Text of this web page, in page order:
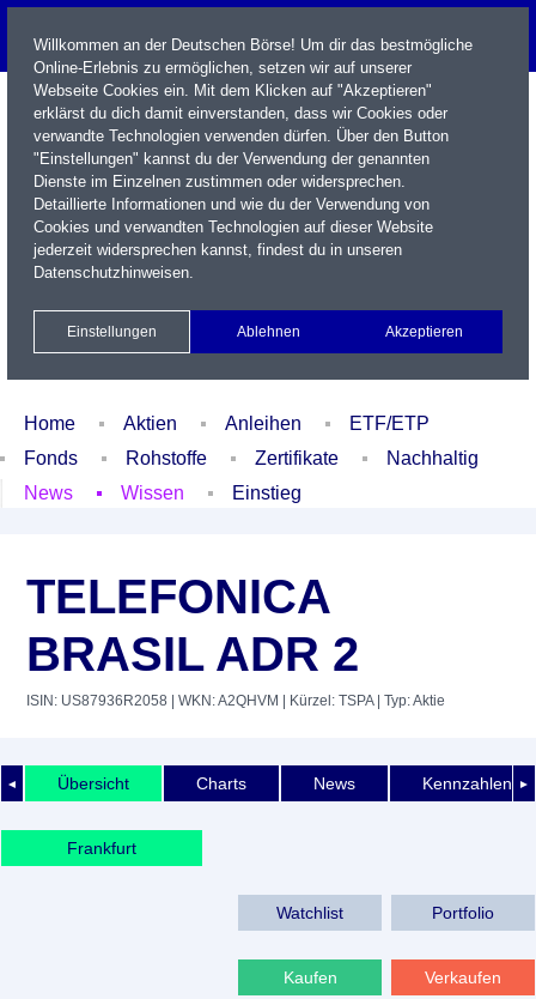
Name / WKN / ISIN / Kürzel
Xetra Realtime
Watchlist Portfolio Login
Home Aktien Anleihen
ETF/ETP
Fonds
Rohstoffe Zertifikate
Nachhaltig
News
Wissen Einstieg
TELEFONICA
BRASIL ADR 2
ISIN: US87936R2058 | WKN: A2QHVM | Kürzel: TSPA| Typ: Aktie
◄ ►
Übersicht Charts News Kennzahlen
Frankfurt
Watchlist Portfolio
Kaufen Verkaufen
Willkommen an der Deutschen Börse! Um dir das bestmögliche
Online-Erlebnis zu ermöglichen, setzen wir auf unserer
Webseite Cookies ein. Mit dem Klicken auf "Akzeptieren"
erklärst du dich damit einverstanden, dass wir Cookies oder
verwandte Technologien verwenden dürfen. Über den Button
"Einstellungen" kannst du der Verwendung der genannten
Dienste im Einzelnen zustimmen oder widersprechen.
Detaillierte Informationen und wie du der Verwendung von
Cookies und verwandten Technologien auf dieser Website
jederzeit widersprechen kannst, findest du in unseren
Datenschutzhinweisen.
Einstellungen Ablehnen Akzeptieren